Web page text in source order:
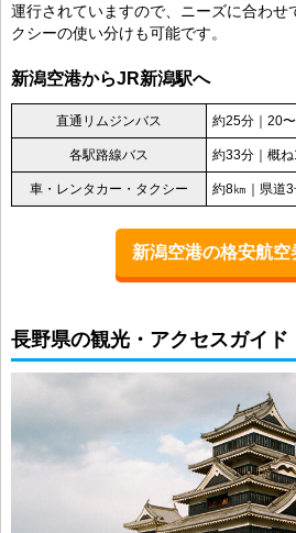
運行されていますので、ニーズに合わせ
クシーの使い分けも可能です。
新潟空港からJR新潟駅へ
直通リムジンバス 約25分｜20
各駅路線バス 約33分｜概
車・レンタカー・タクシー 約8㎞｜県道
新潟空港の格安航空
長野県の観光・アクセスガイド